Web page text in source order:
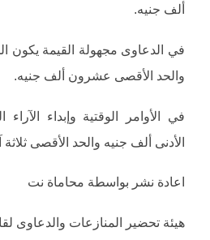
ألف جنيه.
في الدعاوى مجهولة القيمة يكون
والحد الأقصى عشرون ألف جنيه.
في الأوامر الوقتية وإبداء
الأدنى ألف جنيه والحد الأقصى ثلاثة
اعادة نشر بواسطة محاماة نت
هيئة تحضير المنازعات والدعاوى